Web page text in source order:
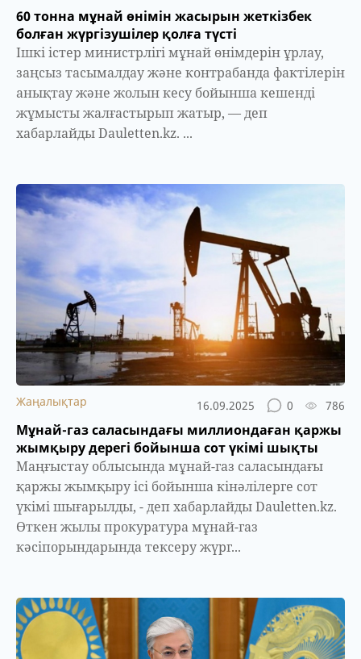
60 тонна мұнай өнімін жасырын жеткізбек
болған жүргізушілер қолға түсті
Ішкі істер министрлігі мұнай өнімдерін ұрлау,
заңсыз тасымалдау және контрабанда фактілерін
анықтау және жолын кесу бойынша кешенді
жұмысты жалғастырып жатыр, — деп
хабарлайды Dauletten.kz. ...
Жаңалықтар 16.09.2025 0 786
Мұнай-газ саласындағы миллиондаған қаржы
жымқыру дерегі бойынша сот үкімі шықты
Маңғыстау облысында мұнай-газ саласындағы
қаржы жымқыру ісі бойынша кінәлілерге сот
үкімі шығарылды, - деп хабарлайды Dauletten.kz.
Өткен жылы прокуратура мұнай-газ
кәсіпорындарында тексеру жүрг...